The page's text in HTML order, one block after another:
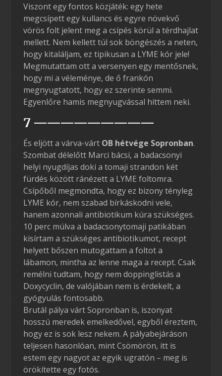
Viszont egy fontos közjáték: egy hete
megcsípett egy kullancs és egyre növekvő
vörös folt jelent meg a csípés körül a térdhajlat
mellett. Nem kellett túl sok böngészés a neten,
hogy kitaláljam, ez tipikusan a LYME kór jele!
Megmutattam ott a versenyen egy mentősnek,
hogy mi a véleménye, de ő frankón
megnyugtatott, hogy ez szerinte semmi.
Egyenlőre hamis megnyugvással hittem neki.
7 —————————
És eljött a várva-várt OB hétvége Sopronban.
Szombat délelőtt Marci bácsi, a badacsonyi
helyi nyugdíjas doki a tomaji strandon két
fürdés között ránézett a LYME foltomra.
Csípőből megmondta, hogy ez bizony tényleg
LYME kór, nem szabad bírkáskodni vele,
hanem azonnali antibiotikum kúra szükséges.
10 perc múlva a badacsonytomaji patikában
kisírtam a szükséges antibiotikumot, recept
helyett bőszen mutogattam a foltot a
lábamon, mintha az lenne maga a recept. Csak
remélni tudtam, hogy nem doppinglistás a
Doxycyclin, de valójában nem is érdekelt, a
gyógyulás fontosabb.
Brutál pálya várt Sopronban is, iszonyat
hosszú meredek emelkedővel, egyből éreztem,
hogy ez is sok lesz nekem. A pályabejáráson
teljesen hasonlóan, mint Csömörön, itt is
estem egy nagyot az egyik ugratón – meg is
örökítette egy fotós.